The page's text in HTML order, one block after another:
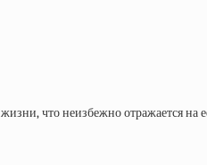
что неизбежно отражается на